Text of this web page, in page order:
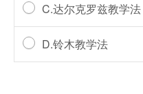
C.达尔克罗兹教学法
D.铃木教学法